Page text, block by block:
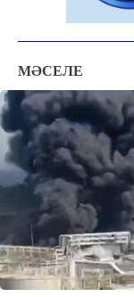
ЖАҢАЛЫҚТАР
ОҚИҒА
КӨЗҚАРАС
ЗЕРТТЕУ
СҰХБАТ
АРНАЙЫ ЖОБА
ӘЛЕУМЕТ
МӘСЕЛЕ